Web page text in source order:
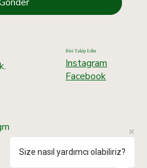
Bizi Takip Edin
Instagram
Facebook
Size nasıl yardımcı olabiliriz?